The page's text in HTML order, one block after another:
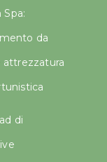
da
attrezzatura
di